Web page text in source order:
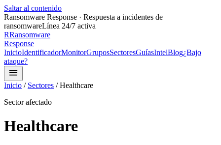
Saltar al contenido
Ransomware Response · Respuesta a incidentes de
ransomwareLínea 24/7 activa
RRansomware
Response
InicioIdentificadorMonitorGruposSectoresGuíasIntelBlog¿Bajo
ataque?
Inicio / Sectores /Healthcare
Sector afectado
Healthcare